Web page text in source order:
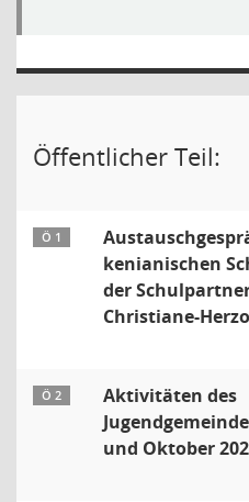
Öffentlicher Teil:
Ö 1
kenianischen
der
Christiane-
Ö 2
Aktivitäten des
und Oktober